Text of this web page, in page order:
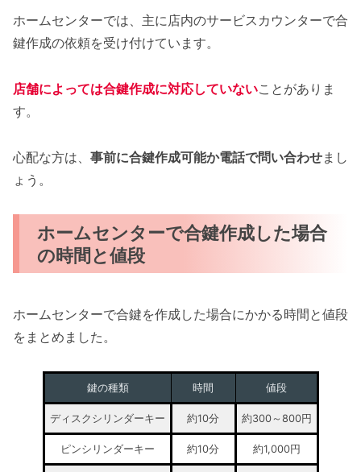
ホームセンターでは、主に店内のサービスカウンターで合
鍵作成の依頼を受け付けています。
店舗によっては合鍵作成に対応していないことがありま
す。
心配な方は、 事前に合鍵作成可能か電話で問い合わせまし
ょう。
ホームセンターで合鍵作成した場合
の時間と値段
ホームセンターで合鍵を作成した場合にかかる時間と値段
をまとめました。
鍵の種類 時間 値段
ディスクシリンダーキー 約10分 約300～800円
ピンシリンダーキー 約10分 約1,000円